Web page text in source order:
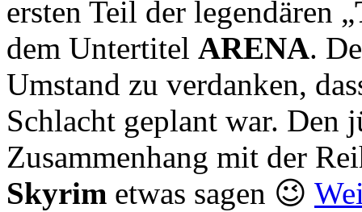
ersten Teil der legendären „
dem Untertitel ARENA.
Umstand zu verdanken,
Schlacht geplant war. Den
Zusammenhang mit der
Skyrim etwas sagen 😉